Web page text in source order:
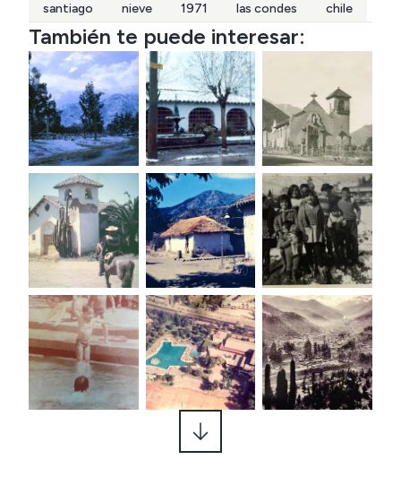
santiago nieve 1971 las condes chile
También te puede interesar: